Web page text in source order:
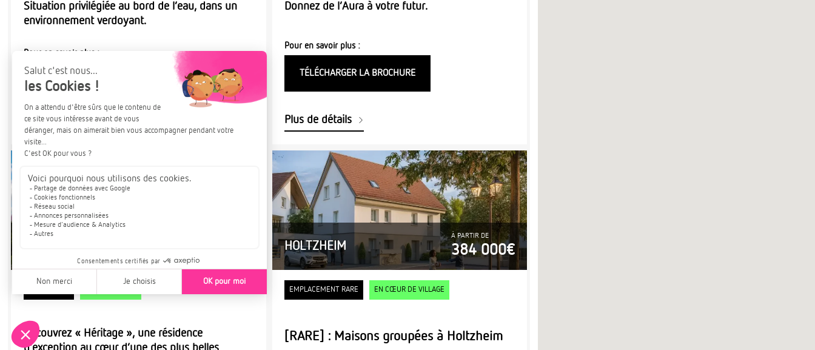
Situation privilégiée au bord de l’eau, dans un
environnement verdoyant.
Pour en savoir plus :
TÉLÉCHARGER LA BROCHURE
Plus de détails
Donnez de l’Aura à votre futur.
Pour en savoir plus :
TÉLÉCHARGER LA BROCHURE
Plus de détails
Découvrez « Héritage », une résidence
HOLTZHEIM
À PARTIR DE
384 000€
EMPLACEMENT RARE EN CŒUR DE VILLAGE
[RARE] : Maisons groupées à Holtzheim